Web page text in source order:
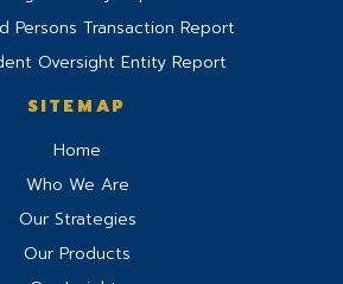
Persons Transaction Report
Oversight Entity Report
SITEMAP
Home
Who We Are
Our Strategies
Our Products